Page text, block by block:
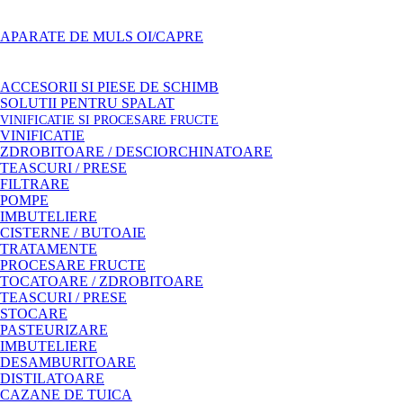
APARATE DE MULS OI/CAPRE
ACCESORII SI PIESE DE SCHIMB
SOLUTII PENTRU SPALAT
VINIFICATIE SI PROCESARE FRUCTE
VINIFICATIE
ZDROBITOARE / DESCIORCHINATOARE
TEASCURI / PRESE
FILTRARE
POMPE
IMBUTELIERE
CISTERNE / BUTOAIE
TRATAMENTE
PROCESARE FRUCTE
TOCATOARE / ZDROBITOARE
TEASCURI / PRESE
STOCARE
PASTEURIZARE
IMBUTELIERE
DESAMBURITOARE
DISTILATOARE
CAZANE DE TUICA